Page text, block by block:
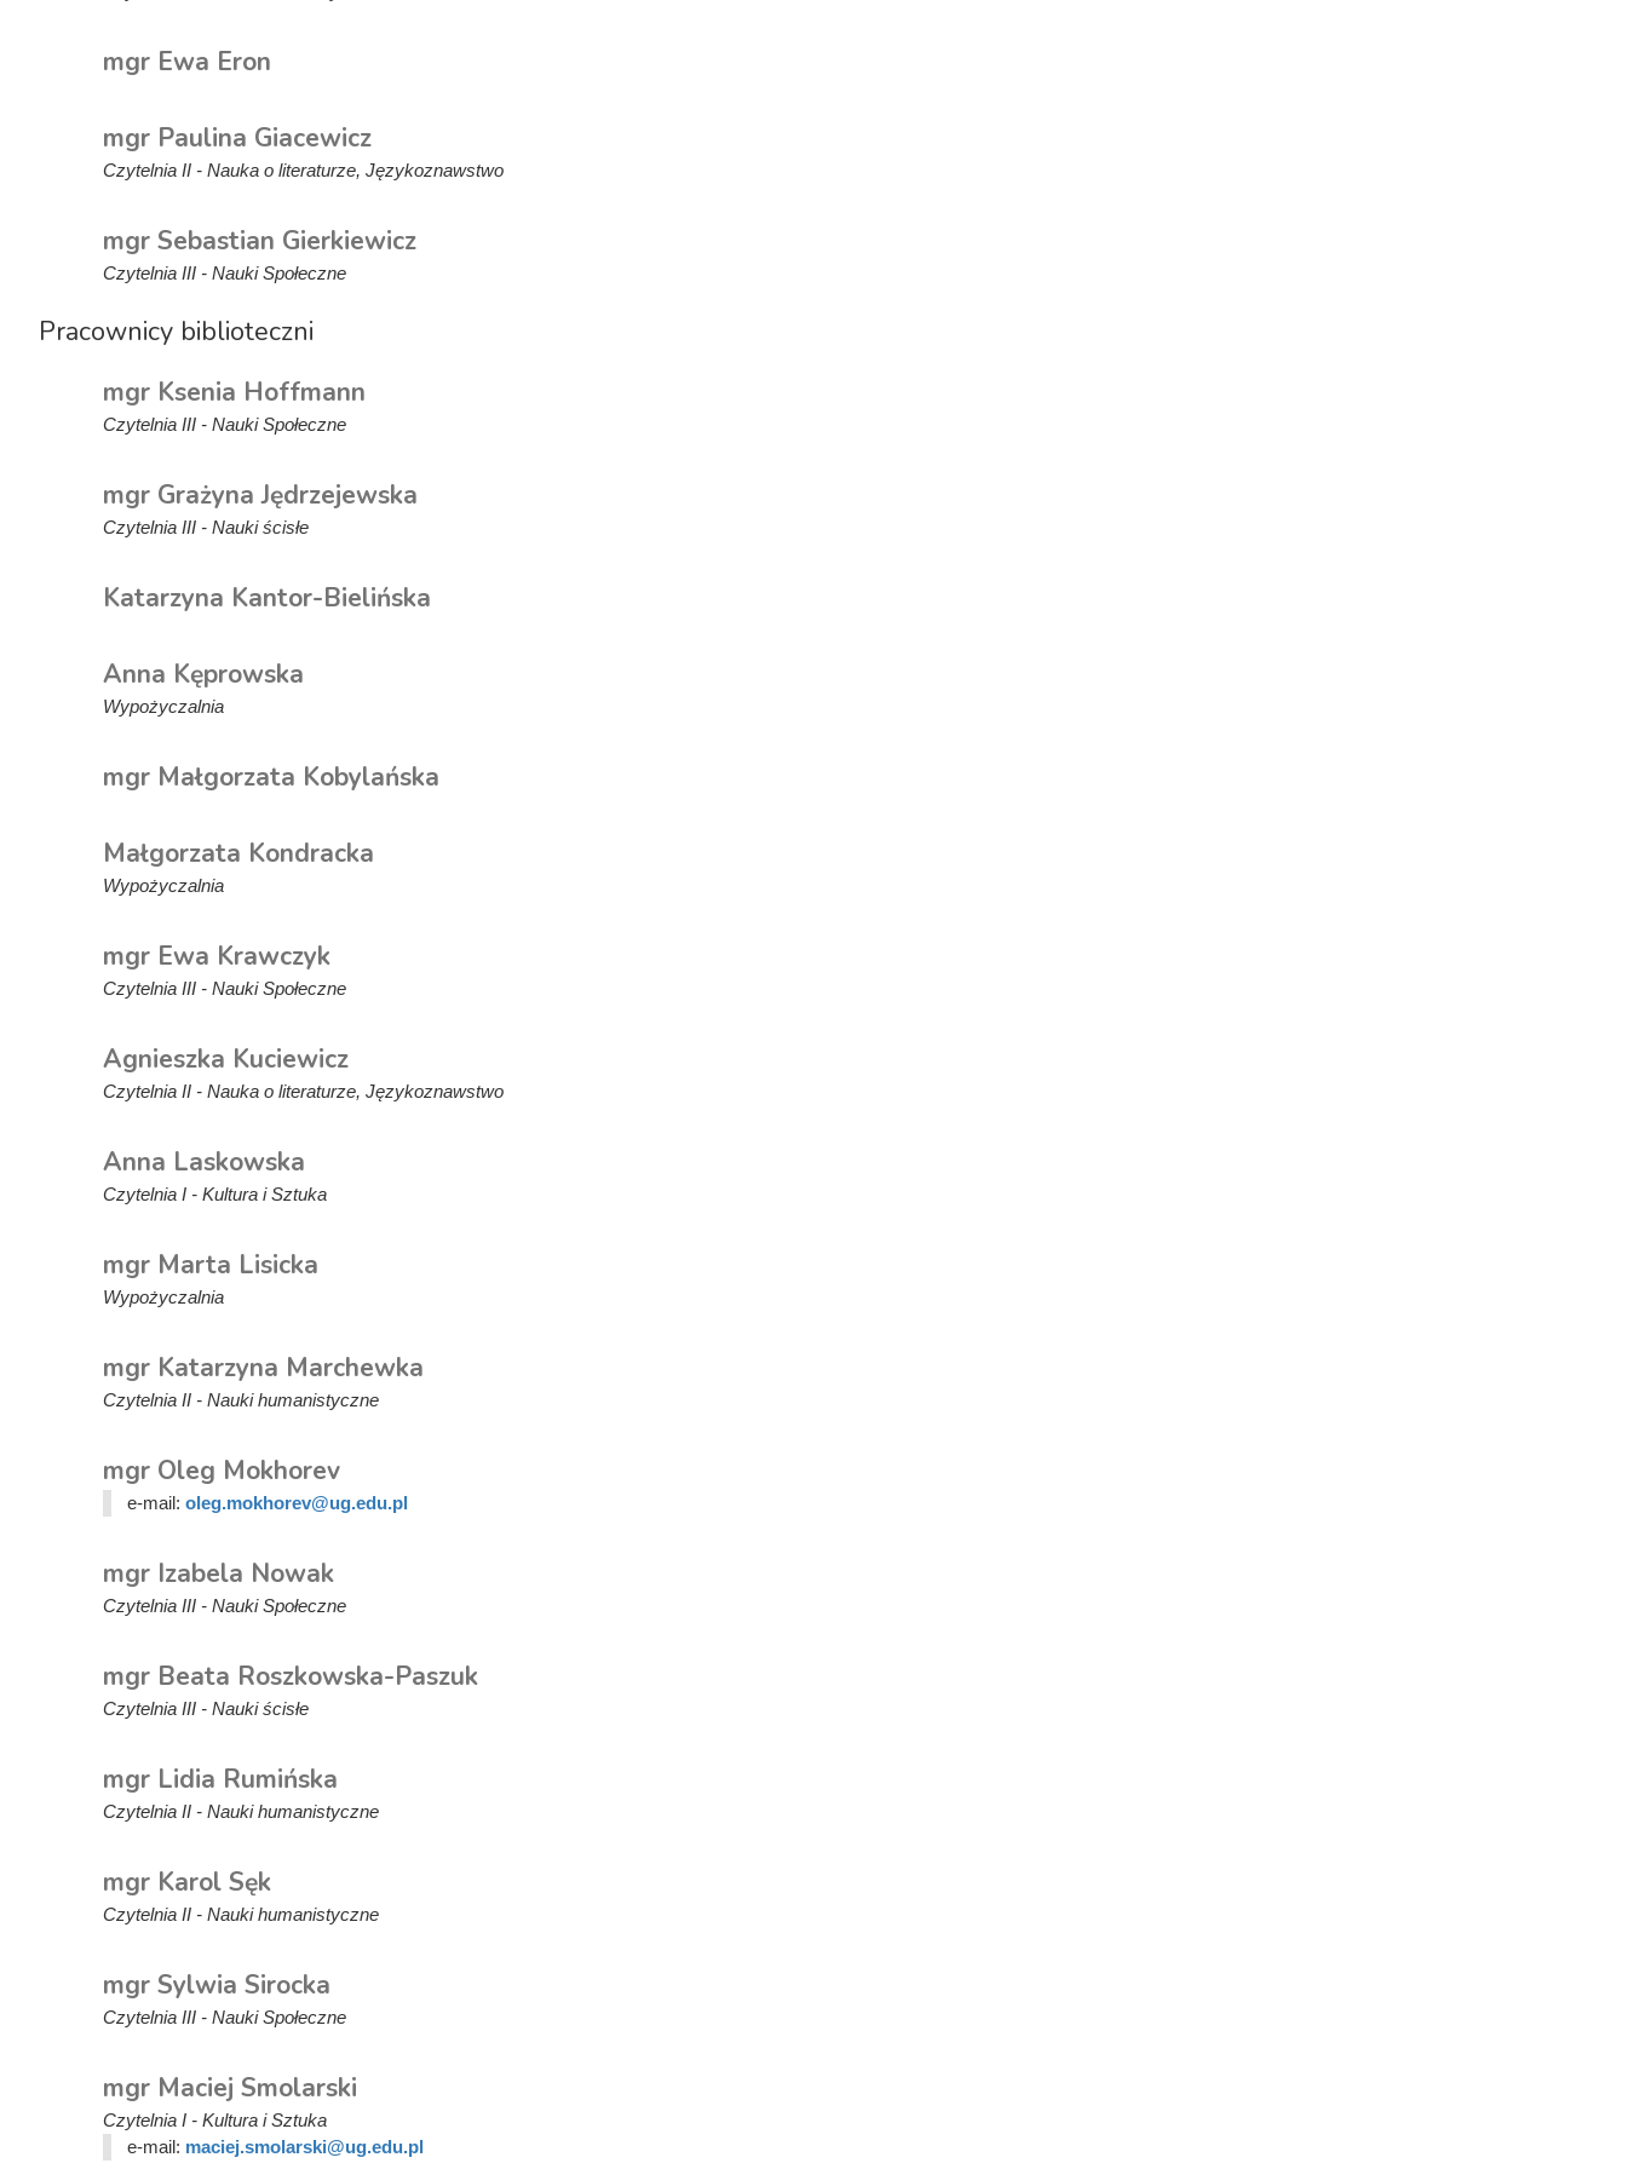
mgr Ewa Eron
mgr Paulina Giacewicz
Czytelnia II - Nauka o literaturze, Językoznawstwo
mgr Sebastian Gierkiewicz
Czytelnia III - Nauki Społeczne
Pracownicy biblioteczni
mgr Ksenia Hoffmann
Czytelnia III - Nauki Społeczne
mgr Grażyna Jędrzejewska
Czytelnia III - Nauki ścisłe
Katarzyna Kantor-Bielińska
Anna Kęprowska
Wypożyczalnia
mgr Małgorzata Kobylańska
Małgorzata Kondracka
Wypożyczalnia
mgr Ewa Krawczyk
Czytelnia III - Nauki Społeczne
Agnieszka Kuciewicz
Czytelnia II - Nauka o literaturze, Językoznawstwo
Anna Laskowska
Czytelnia I - Kultura i Sztuka
mgr Marta Lisicka
Wypożyczalnia
mgr Katarzyna Marchewka
Czytelnia II - Nauki humanistyczne
mgr Oleg Mokhorev
e-mail: oleg.mokhorev@ug.edu.pl
mgr Izabela Nowak
Czytelnia III - Nauki Społeczne
mgr Beata Roszkowska-Paszuk
Czytelnia III - Nauki ścisłe
mgr Lidia Rumińska
Czytelnia II - Nauki humanistyczne
mgr Karol Sęk
Czytelnia II - Nauki humanistyczne
mgr Sylwia Sirocka
Czytelnia III - Nauki Społeczne
mgr Maciej Smolarski
Czytelnia I - Kultura i Sztuka
e-mail: maciej.smolarski@ug.edu.pl